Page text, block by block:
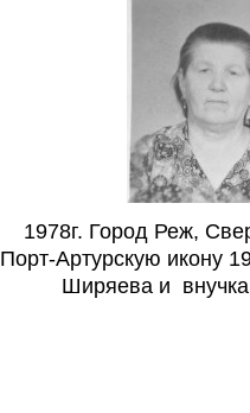
1978г. Город Реж,
Порт-Артурскую икону
Ширяева и